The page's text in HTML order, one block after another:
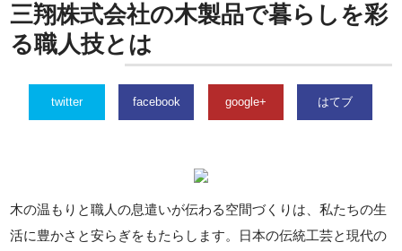
三翔株式会社の木製品で暮らしを彩
る職人技とは
twitter facebook google+ はてブ
木の温もりと職人の息遣いが伝わる空間づくりは、私たちの生
活に豊かさと安らぎをもたらします。日本の伝統工芸と現代の